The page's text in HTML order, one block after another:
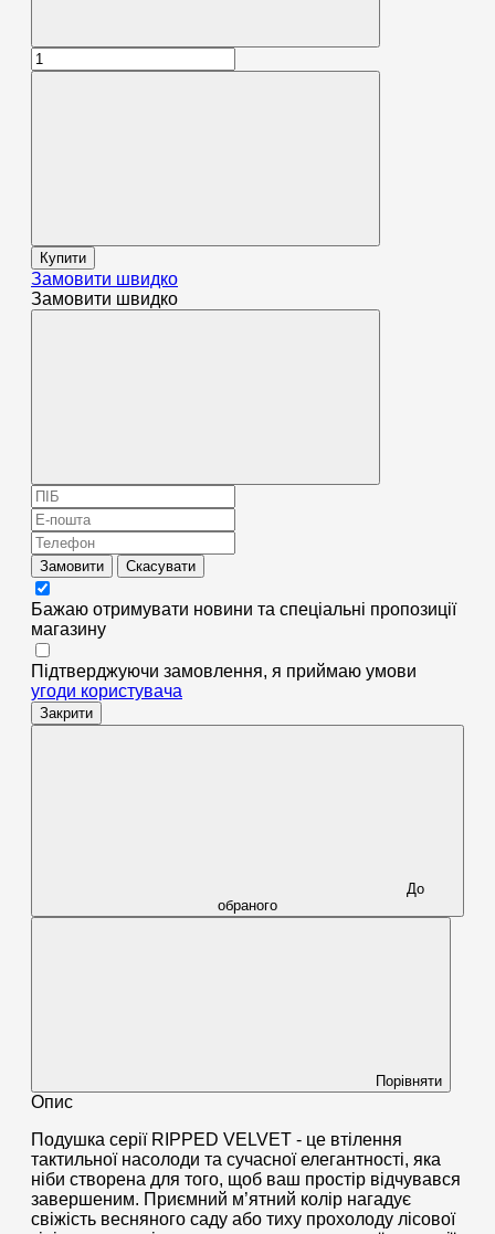
Купити
Замовити швидко
Замовити швидко
Замовити Скасувати
Бажаю отримувати новини та спеціальні пропозиції
магазину
Підтверджуючи замовлення, я приймаю умови
угоди користувача
Закрити
До
обраного
Порівняти
Опис
Подушка серії RIPPED VELVET - це втілення
тактильної насолоди та сучасної елегантності, яка
ніби створена для того, щоб ваш простір відчувався
завершеним. Приємний м’ятний колір нагадує
свіжість весняного саду або тиху прохолоду лісової